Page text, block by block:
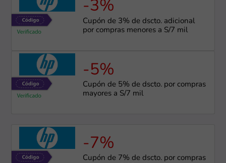
-3%
Cupón de 3% de dscto. adicional
por compras menores a S/7 mil
-5%
Cupón de 5% de dscto. por compras
mayores a S/7 mil
-7%
Cupón de 7% de dscto. por compras